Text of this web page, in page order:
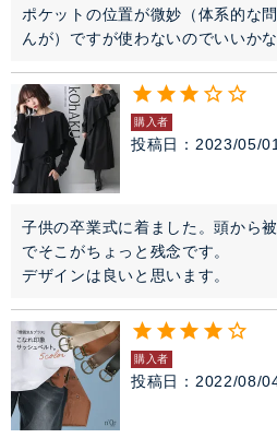
ポケットの位置が微妙（体系的な
んが）ですが使わないのでいいかな
購入者
投稿日 2023/05/01
子供の卒業式に着ました。頭から
でそこがちょっと残念です。
デザインは良いと思います。
購入者
投稿日 2022/08/